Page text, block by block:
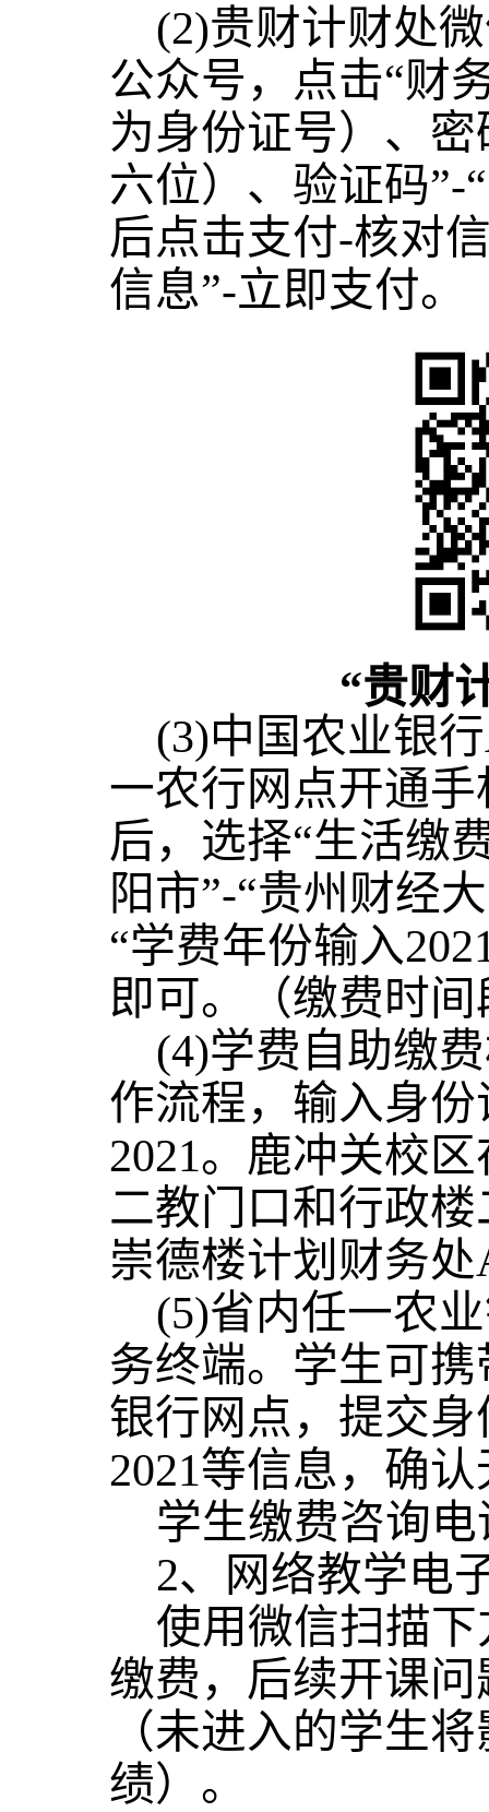
(2)贵财计财处
公众号，点击“财
为身份证号）、
六位）、验证码”-
后点击支付-核对
信息”-立即支付。
“贵财
(3)中国农业银
一农行网点开通
后，选择“生活缴
阳市”-“贵州财经
“学费年份输入202
即可。（缴费时间
(4)学费自助缴
作流程，输入身
2021。鹿冲关校
二教门口和行政
崇德楼计划财务处
(5)省内任一农
务终端。学生可
银行网点，提交
2021等信息，确
学生缴费咨询电
2、网络教学电
使用微信扫描
缴费，后续开课
（未进入的学生
绩）。